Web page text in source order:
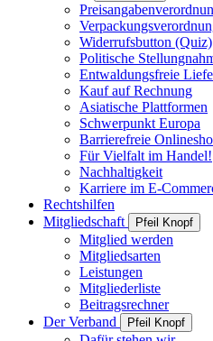
Widerrufsbutton (Quiz)
Politische
Entwaldungsfreie
Kauf auf Rechnung
Asiatische Plattformen
Schwerpunkt Europa
Barrierefreie
Für Vielfalt im Handel!
Nachhaltigkeit
Karriere im E-
Rechtshilfen
Mitgliedschaft
Pfeil Knopf
Mitglied werden
Mitgliedsarten
Leistungen
Mitgliederliste
Beitragsrechner
Der Verband
Pfeil Knopf